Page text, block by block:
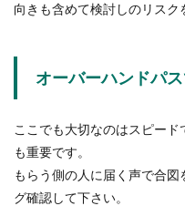
向きも含めて検討しのリスク
オーバーハンドパ
ここでも大切なのはスピー
も重要です。
もらう側の人に届く声で合
グ確認して下さい。